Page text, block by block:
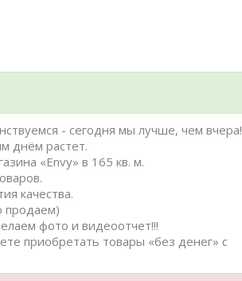
- сегодня мы лучше, чем вчера!
днём растет.
«Envy» в 165 кв. м.
качества.
продаем)
фото и видеоотчет!!!
приобретать товары «без денег» с